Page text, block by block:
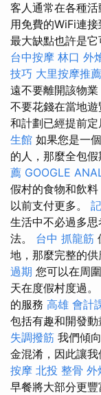
客人通常在各種
用免費的WiFi連
最大缺點也許是它
台中按摩 林口 外
技巧 大里按摩推薦
遠不要離開該物
不要花錢在當地
和計劃已經提前
生館 如果您是一
的人，那麼全包
薦 GOOGLE
假村的食物和飲
以前支付更多。
生活中不必過多
法。 台中 抓龍筋
地，那麼完整的供
過期 您可以在周
天在度假村度過
的服務 高雄 會計
包括有趣和開發
失調撥筋 我們傾
金混淆，因此讓我
按摩 北投 整骨 外
早餐將大部分更